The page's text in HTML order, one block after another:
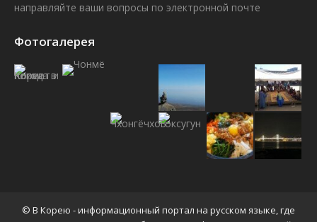
направляйте ваши вопросы по электронной почте
Фотогалерея
© В Корею - информационный портал на русском языке, где